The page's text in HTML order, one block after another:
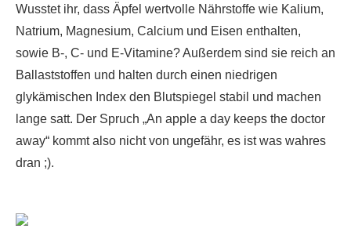
Wusstet ihr, dass Äpfel wertvolle Nährstoffe wie Kalium,
Natrium, Magnesium, Calcium und Eisen enthalten,
sowie B-, C- und E-Vitamine? Außerdem sind sie reich an
Ballaststoffen und halten durch einen niedrigen
glykämischen Index den Blutspiegel stabil und machen
lange satt. Der Spruch „An apple a day keeps the doctor
away“ kommt also nicht von ungefähr, es ist was wahres
dran ;).